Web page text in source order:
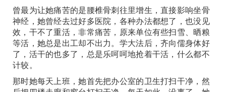
曾最为让她痛苦的是腰椎骨刺往里增生，直接影响坐骨
神经，她曾经去过好多医院，各种办法都想了，也没见
效，干不了重活，非常痛苦，原来单位有些扫雪、晒粮
等活，她总是出工却不出力。学大法后，齐向儒身体好
了，活干的也多了，总是乐呵呵地抢着干活，什么都不
计较。
那时她每天上班，她首先把办公室的卫生打扫干净，然